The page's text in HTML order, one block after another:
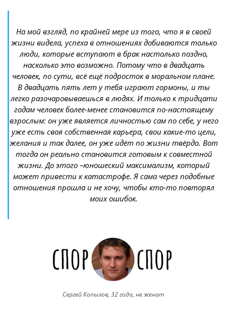
На мой взгляд, по крайней мере из того, что я в своей
жизни видела, успеха в отношениях добиваются только
люди, которые вступают в брак настолько поздно,
насколько это возможно. Потому что в двадцать
человек, по сути, всё ещё подросток в моральном плане.
В двадцать пять лет у тебя играют гормоны, и ты
легко разочаровываешься в людях. И только к тридцати
годам человек более-менее становится по-настоящему
взрослым: он уже является личностью сам по себе, у него
уже есть своя собственная карьера, свои какие-то цели,
желания и так далее, он уже идёт по жизни твёрдо. Вот
тогда он реально становится готовым к совместной
жизни. До этого –юношеский максимализм, который
может привести к катастрофе. Я сама через подобные
отношения прошла и не хочу, чтобы кто-то повторял
моих ошибок.
Сергей Копылов, 32 года, не женат